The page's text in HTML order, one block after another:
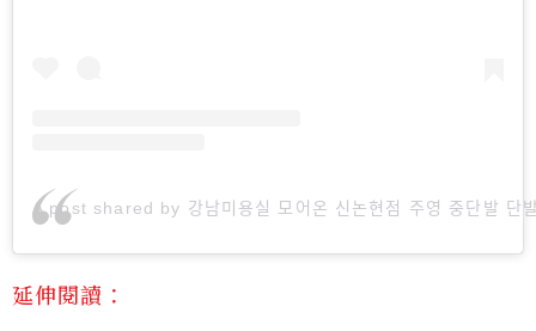
A post shared by 강남미용실 모어온 신논현점 주영 중단발
延伸閱讀：